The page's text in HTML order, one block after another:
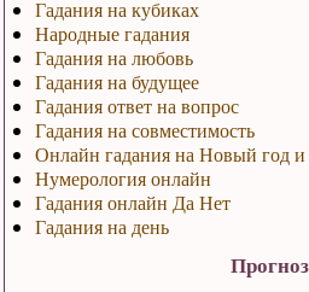
Гадания на кубиках
Народные гадания
Гадания на любовь
Гадания на будущее
Гадания ответ на вопрос
Гадания на совместимость
Онлайн гадания на Новый год и
Нумерология онлайн
Гадания онлайн Да Нет
Гадания на день